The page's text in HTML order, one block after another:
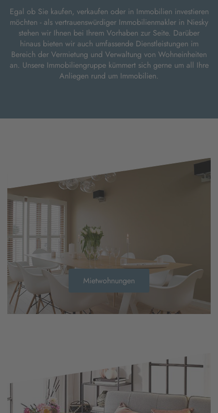
Egal ob Sie kaufen, verkaufen oder in Immobilien investieren
möchten - als vertrauenswürdiger Immobilienmakler in Niesky
stehen wir Ihnen bei Ihrem Vorhaben zur Seite. Darüber
hinaus bieten wir auch umfassende Dienstleistungen im
Bereich der Vermietung und Verwaltung von Wohneinheiten
an. Unsere Immobiliengruppe kümmert sich gerne um all Ihre
Anliegen rund um Immobilien.
Mietwohnungen